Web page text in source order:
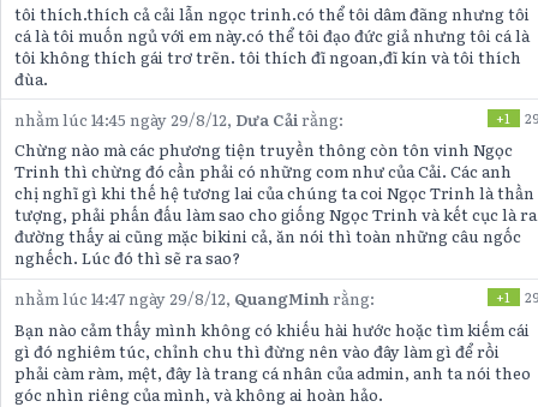
tôi thích.thích cả cải lẫn ngọc trinh.có thể tôi dâm đãng nhưng tôi
cá là tôi muốn ngủ với em này.có thể tôi đạo đức giả nhưng tôi cá là
tôi không thích gái trơ trẽn. tôi thích đĩ ngoan,đĩ kín và tôi thích
đùa.
nhằm lúc 14:45 ngày 29/8/12, Dưa Cải rằng: +1 29
Chừng nào mà các phương tiện truyền thông còn tôn vinh Ngọc
Trinh thì chừng đó cần phải có những com như của Cải. Các anh
chị nghĩ gì khi thế hệ tương lai của chúng ta coi Ngọc Trinh là thần
tượng, phải phấn đấu làm sao cho giống Ngọc Trinh và kết cục là ra
đường thấy ai cũng mặc bikini cả, ăn nói thì toàn những câu ngốc
nghếch. Lúc đó thì sẽ ra sao?
nhằm lúc 14:47 ngày 29/8/12, QuangMinhrằng: +1 29
Bạn nào cảm thấy mình không có khiếu hài hước hoặc tìm kiếm cái
gì đó nghiêm túc, chỉnh chu thì đừng nên vào đây làm gì để rồi
phải càm ràm, mệt, đây là trang cá nhân của admin, anh ta nói theo
góc nhìn riêng của mình, và không ai hoàn hảo.